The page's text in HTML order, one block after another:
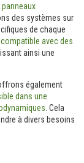
des systèmes sur
de chaque
avec des
ainsi une
également
dans une
. Cela
à divers besoins